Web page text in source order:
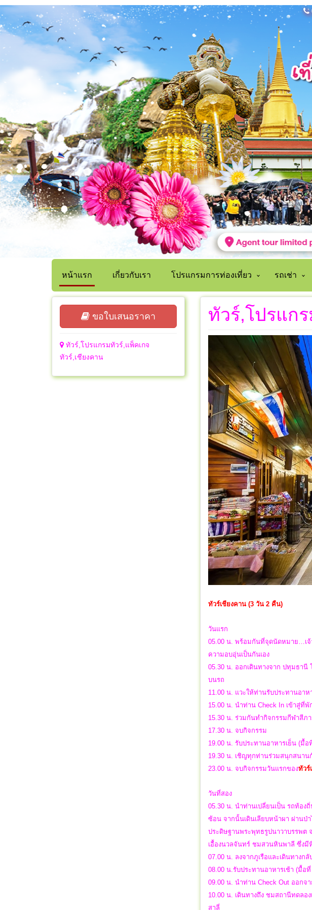
หน้าแรก เกี่ยวกับเรา โปรแกรมการท่องเที่ยว รถเช่า
ขอใบเสนอราคา
ทัวร์,โปรแกรมทัวร์,แพ็คเกจ
ทัวร์,เชียงคาน
ทัวร์,โปรแก
ทัวร์เชียงคาน (3 วัน 2 คืน)
วันแรก
05.00 น. พร้อมกันที่จุดนัดหมาย…เจ้
ความอบอุ่นเป็นกันเอง
05.30 น. ออกเดินทางจาก ปทุมธานี
บนรถ
11.00 น. แวะให้ท่านรับประทานอา
15.00 น. นำท่าน Check In เข้าสู่ที่พั
15.30 น. ร่วมกันทำกิจกรรมกีฬาสีภ
17.30 น. จบกิจกรรม
19.00 น. รับประทานอาหารเย็น (มื้
19.30 น. เชิญทุกท่านร่วมสนุกสนาน
23.00 น. จบกิจกรรมวันแรกของทัวร์
วันที่สอง
05.30 น. นำท่านเปลี่ยนเป็น รถท้อง
ซ้อน จากนั้นเดินเลียบหน้าผา ผ่านป่
ประดิษฐานพระพุทธรูปนาวาบรรพต
เอื้องนวลจันทร์ ชมสวนหินพาลี ซึ่งมี
07.00 น. ลงจากภูเรือและเดินทางกลั
08.00 น.รับประทานอาหารเช้า (มื้อ
09.00 น. นำท่าน Check Out ออกจ
10.00 น. เดินทางถึง ชมสถานีทดล
สาลี่